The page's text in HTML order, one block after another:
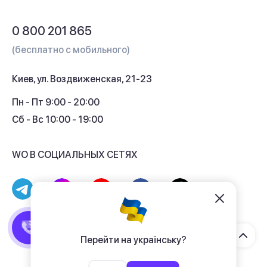
Перейти на українську?
Кэшбек
0 800 201 865
(бесплатно с мобильного)
Киев, ул. Воздвиженская, 21-23
Пн - Пт 9:00 - 20:00
Сб - Вс 10:00 - 19:00
WO В СОЦИАЛЬНЫХ СЕТЯХ
Договор публичной оферты
Политика конфиденциальности